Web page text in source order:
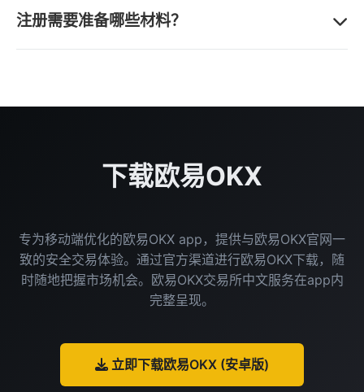
使用。欧易OKX app是移动应用程序，针对移动设备优
注册需要准备哪些材料？
准备有效的身份证件（如身份证、护照）。在欧易OKX交
下载欧易OKX
专为移动端优化的欧易OKX app，提供与欧易OKX官网一
致的安全交易体验。通过官方渠道进行欧易OKX下载，随
时随地把握市场机会。欧易OKX交易所中文服务在app内
完整呈现。
立即下载欧易OKX (安卓版)